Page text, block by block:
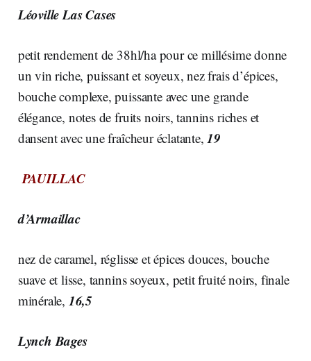
Léoville Las Cases
petit rendement de 38hl/ha pour ce millésime donne
un vin riche, puissant et soyeux, nez frais d’épices,
bouche complexe, puissante avec une grande
élégance, notes de fruits noirs, tannins riches et
dansent avec une fraîcheur éclatante, 19
PAUILLAC
d’Armaillac
nez de caramel, réglisse et épices douces, bouche
suave et lisse, tannins soyeux, petit fruité noirs, finale
minérale, 16,5
Lynch Bages